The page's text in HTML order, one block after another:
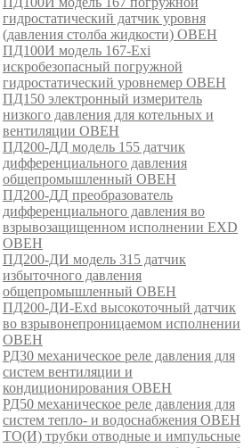
гидростатический датчик уровня
(давления столба жидкости) ОВЕН
ПД100И модель 167-Exi
искробезопасный погружной
гидростатический уровнемер ОВЕН
ПД150 электронный измеритель
низкого давления для котельных и
вентиляции ОВЕН
ПД200-ДД модель 155 датчик
дифференциального давления
общепромышленный ОВЕН
ПД200-ДД преобразователь
дифференциального давления во
взрывозащищенном исполнении EXD
ОВЕН
ПД200-ДИ модель 315 датчик
избыточного давления
общепромышленный ОВЕН
ПД200-ДИ-Exd высокоточный датчик
во взрывонепроницаемом исполнении
ОВЕН
РД30 механическое реле давления для
систем вентиляции и
кондиционирования ОВЕН
РД50 механическое реле давления для
систем тепло- и водоснабжения ОВЕН
ТО(И) трубки отводные и импульсные